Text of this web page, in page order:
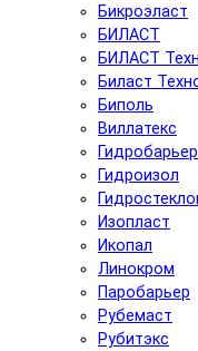
Бикроэласт
БИЛАСТ
БИЛАСТ
Биласт
Биполь
Виллатекс
Гидробарьер
Гидроизол
Изопласт
Икопал
Линокром
Паробарьер
Рубемаст
Рубитэкс